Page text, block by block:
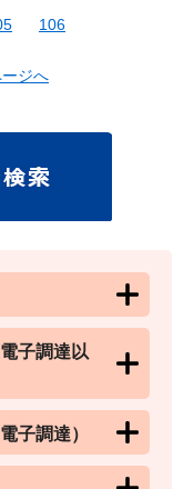
106
ジへ
子調達以
子調達）